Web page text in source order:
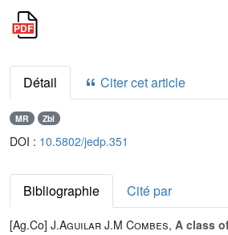
Détail Citer cet article
MR Zbl
DOI : 10.5802/jedp.351
Bibliographie Cité par
[Ag.Co] J.Aguilar J.M Combes, A class